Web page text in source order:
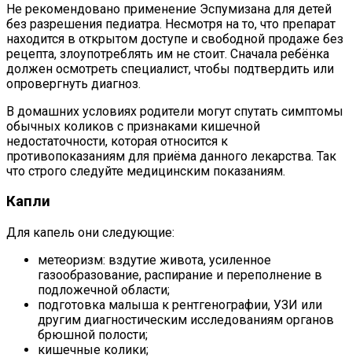
Не рекомендовано применение Эспумизана для детей
без разрешения педиатра. Несмотря на то, что препарат
находится в открытом доступе и свободной продаже без
рецепта, злоупотреблять им не стоит. Сначала ребёнка
должен осмотреть специалист, чтобы подтвердить или
опровергнуть диагноз.
В домашних условиях родители могут спутать симптомы
обычных коликов с признаками кишечной
недостаточности, которая относится к
противопоказаниям для приёма данного лекарства. Так
что строго следуйте медицинским показаниям.
Капли
Для капель они следующие:
метеоризм: вздутие живота, усиленное
газообразование, распирание и переполнение в
подложечной области;
подготовка малыша к рентгенографии, УЗИ или
другим диагностическим исследованиям органов
брюшной полости;
кишечные колики;